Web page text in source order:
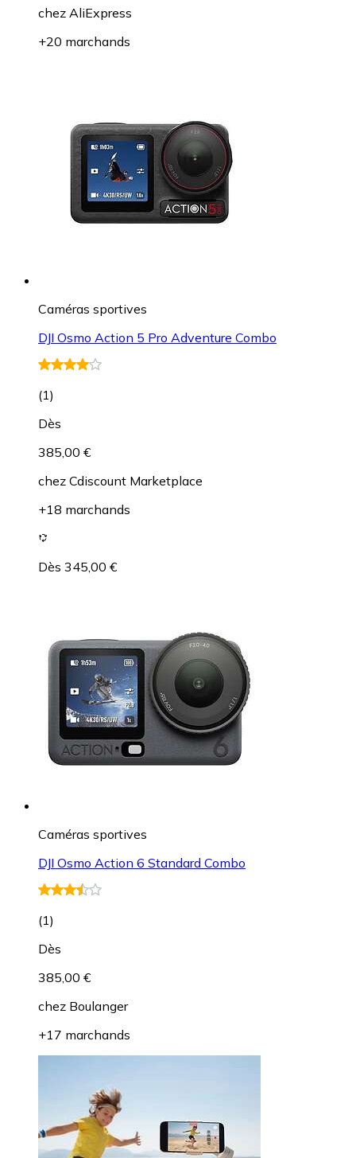
chez AliExpress
+20 marchands
Caméras sportives
DJI Osmo Action 5 Pro Adventure Combo
(1)
Dès
385,00 €
chez Cdiscount Marketplace
+18 marchands
Dès 345,00 €
Caméras sportives
DJI Osmo Action 6 Standard Combo
(1)
Dès
385,00 €
chez Boulanger
+17 marchands